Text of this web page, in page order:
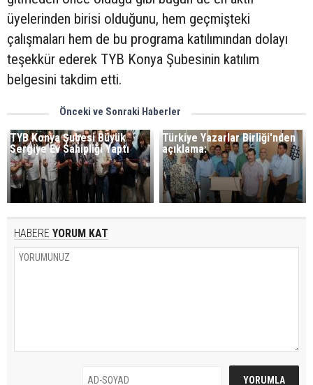
üyelerinden birisi olduğunu, hem geçmişteki
çalışmaları hem de bu programa katılımından dolayı
teşekkür ederek TYB Konya Şubesinin katılım
belgesini takdim etti.
Önceki ve Sonraki Haberler
TYB Konya Şubesi Büyük
Sergiye Ev Sahipliği Yaptı
Türkiye Yazarlar Birliği'nden
açıklama:
HABERE YORUM KAT